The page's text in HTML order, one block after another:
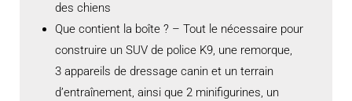
des chiens
Que contient la boîte ? – Tout le nécessaire pour
construire un SUV de police K9, une remorque,
3 appareils de dressage canin et un terrain
d’entraînement, ainsi que 2 minifigurines, un